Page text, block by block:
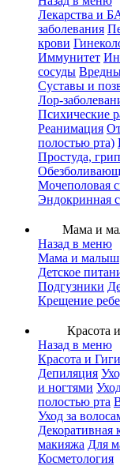
Лекарства и
заболевания
крови
Иммунитет
сосуды
Суставы и
Лор-
Психические
Реанимация
полостью рта)
Простуда,
Мочеполовая
Эндокринная
Мама и
Назад в меню
Мама и малыш
Детское
Подгузники
Крещение
Красота
Назад в меню
Красота и
Депиляция
и ногтями
полостью рта
Уход за
Декоративная
макияжа Для
Косметология